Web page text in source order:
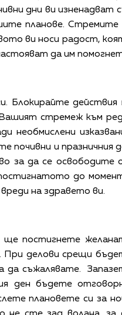
дни ви изненадват
планове. Стремите
ви носи радост,
да им
Блокирайте действия
стремеж към
необмислени
почивни и празничния
за да се освободите
до
на здравето ви.
ще постигнете
При делови срещи
да съжалявате.
ден бъдете
плановете си за